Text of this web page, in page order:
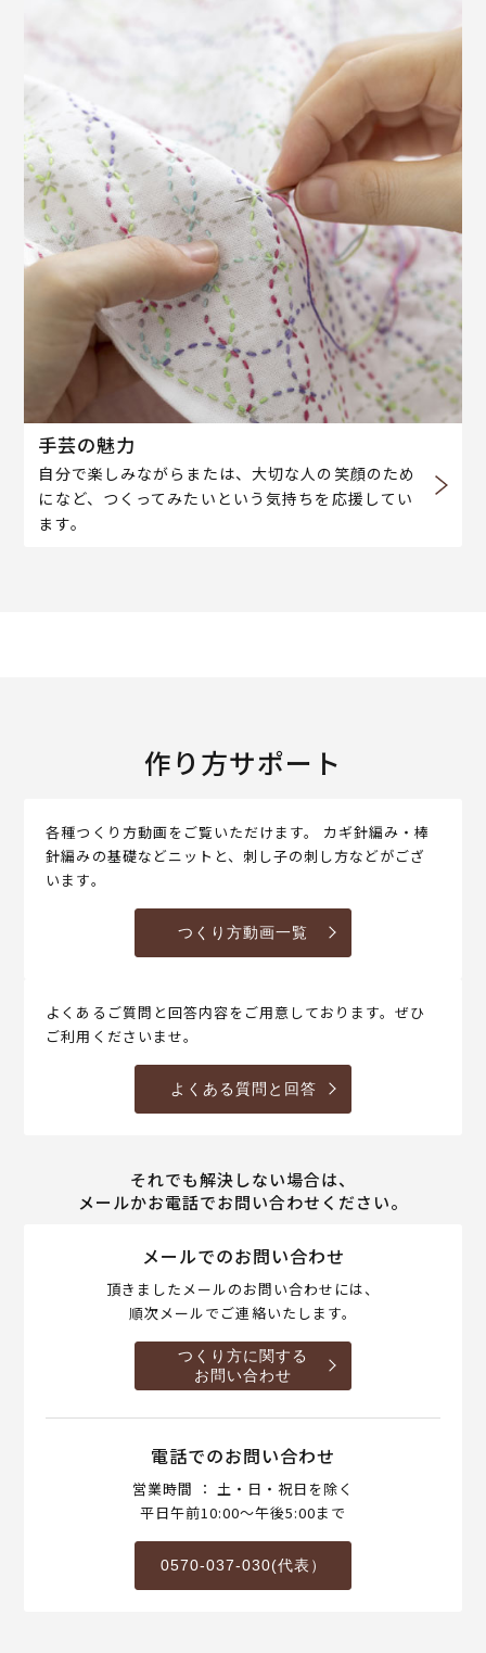
手芸の魅力
自分で楽しみながらまたは、大切な人の笑顔のため
になど、つくってみたいという気持ちを応援してい
ます。
作り方サポート
各種つくり方動画をご覧いただけます。 カギ針編み・棒
針編みの基礎などニットと、刺し子の刺し方などがござ
います。
つくり方動画一覧
よくあるご質問と回答内容をご用意しております。ぜひ
ご利用くださいませ。
よくある質問と回答
それでも解決しない場合は、
メールかお電話でお問い合わせください。
メールでのお問い合わせ
頂きましたメールのお問い合わせには、
順次メールでご連絡いたします。
つくり方に関する
お問い合わせ
電話でのお問い合わせ
営業時間 ： 土・日・祝日を除く
平日午前10:00～午後5:00まで
0570-037-030(代表）